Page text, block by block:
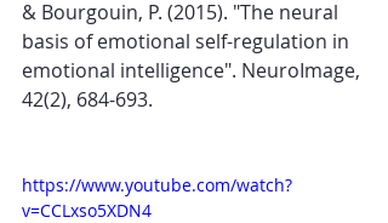
& Bourgouin, P. (2015). "The neural
basis of emotional self-regulation in
emotional intelligence". NeuroImage,
42(2), 684-693.
https://www.youtube.com/watch?
v=CCLxso5XDN4